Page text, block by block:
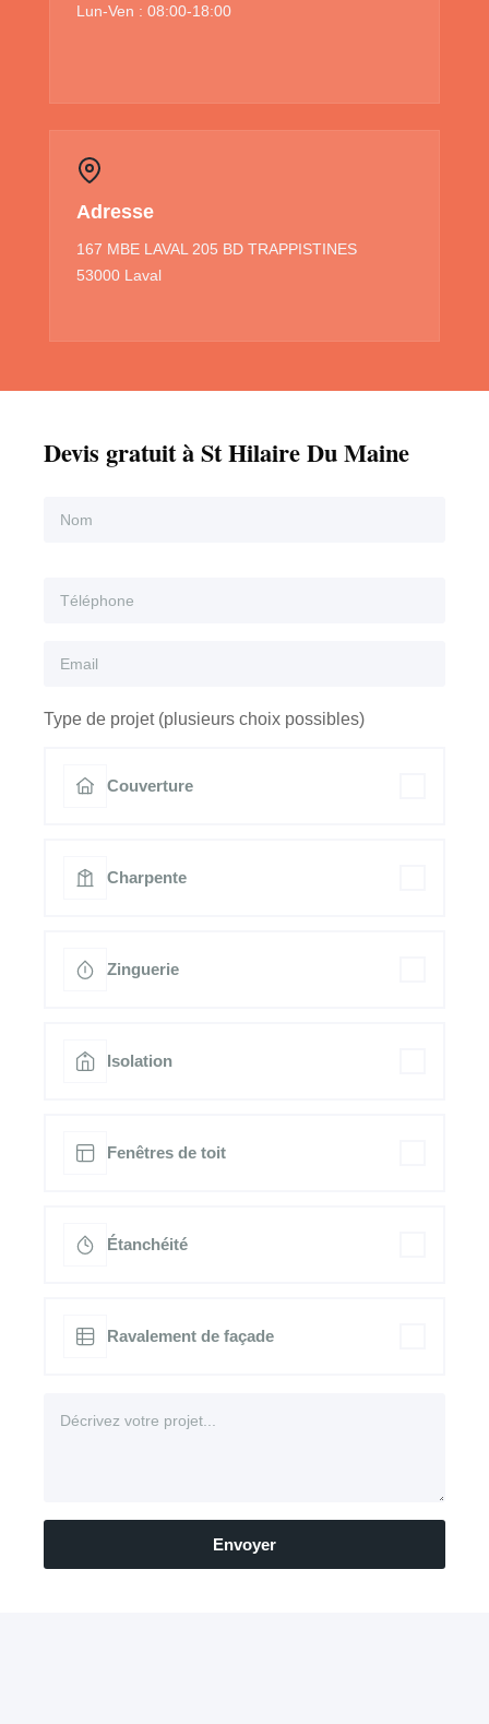
Lun-Ven : 08:00-18:00
Adresse
167 MBE LAVAL 205 BD TRAPPISTINES
53000 Laval
Devis gratuit à St Hilaire Du Maine
Type de projet (plusieurs choix possibles)
Couverture
Charpente
Zinguerie
Isolation
Fenêtres de toit
Étanchéité
Ravalement de façade
Envoyer